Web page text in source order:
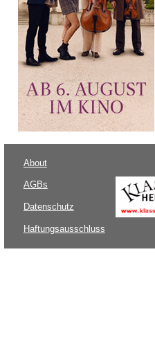
About
AGBs
Datenschutz
Haftungsausschluss